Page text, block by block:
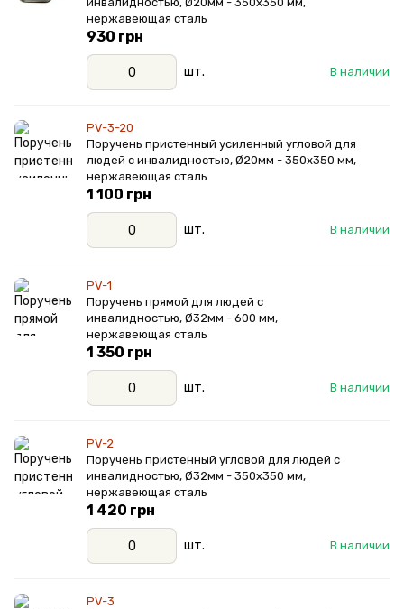
нержавеющая сталь
В наличии
930 грн
шт.
PV-3-20
Поручень пристенный усиленный угловой для
людей с инвалидностью, Ø20мм - 350х350 мм,
нержавеющая сталь
В наличии
1 100 грн
шт.
PV-1
Поручень прямой для людей с
инвалидностью, Ø32мм - 600 мм,
нержавеющая сталь
В наличии
1 350 грн
шт.
PV-2
Поручень пристенный угловой для людей с
инвалидностью, Ø32мм - 350х350 мм,
нержавеющая сталь
В наличии
1 420 грн
шт.
PV-3